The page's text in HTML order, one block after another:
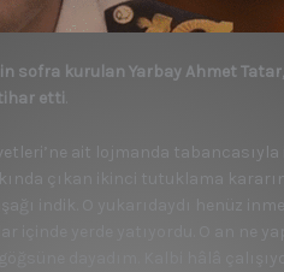
sofra kurulan Yarbay Ahmet
etti .
ait lojmanda
çıkan ikinci tutuklama
indik. O yukarıdaydı henüz
içinde yerde yatıyordu. O an ne
dayadım. Kalbi hâlâ